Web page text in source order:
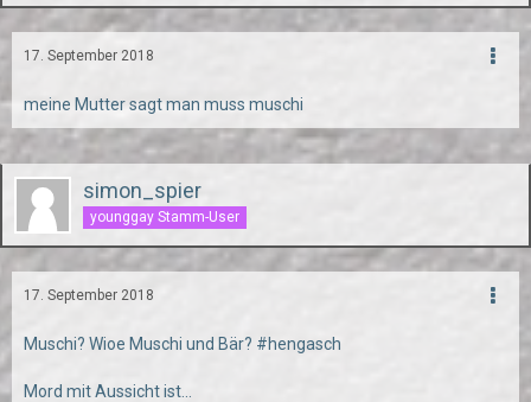
17. September 2018
meine Mutter sagt man muss muschi
simon_spier
younggay Stamm-User
17. September 2018
Muschi? Wioe Muschi und Bär? #hengasch
Mord mit Aussicht ist...